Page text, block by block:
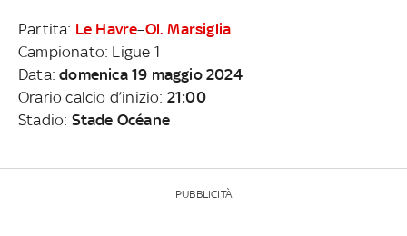
Partita: Le Havre–Ol. Marsiglia
Campionato: Ligue 1
Data:domenica 19 maggio 2024
Orario calcio d’inizio: 21:00
Stadio: Stade Océane
PUBBLICITÀ